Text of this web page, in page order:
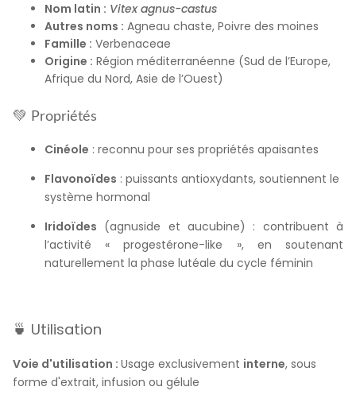
Nom latin : Vitex agnus-castus
Autres noms : Agneau chaste, Poivre des moines
Famille : Verbenaceae
Origine : Région méditerranéenne (Sud de l’Europe,
Afrique du Nord, Asie de l’Ouest)
💚 Propriétés
Cinéole : reconnu pour ses propriétés apaisantes
Flavonoïdes : puissants antioxydants, soutiennent le
système hormonal
Iridoïdes (agnuside et aucubine) : contribuent à
l’activité « progestérone-like », en soutenant
naturellement la phase lutéale du cycle féminin
🍵 Utilisation
Voie d'utilisation : Usage exclusivement interne, sous
forme d'extrait, infusion ou gélule